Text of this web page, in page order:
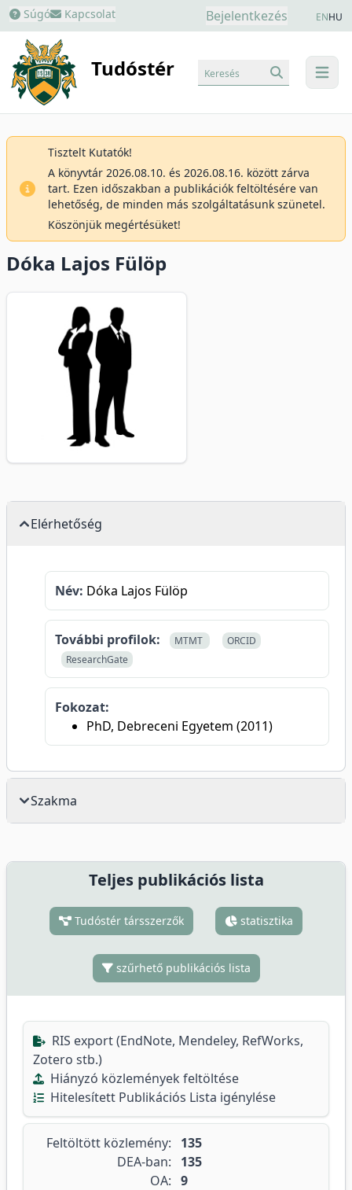
Súgó Kapcsolat Bejelentkezés ENHU
Tudóstér menu
Keresés
Tisztelt Kutatók!
A könyvtár 2026.08.10. és 2026.08.16. között zárva
tart. Ezen időszakban a publikációk feltöltésére van
lehetőség, de minden más szolgáltatásunk szünetel.
Köszönjük megértésüket!
Dóka Lajos Fülöp
Elérhetőség
Név: Dóka Lajos Fülöp
További profilok: MTMT
ORCID
ResearchGate
Fokozat:
PhD, Debreceni Egyetem (2011)
Szakma
Teljes publikációs lista
Tudóstér társszerzők statisztika
szűrhető publikációs lista
RIS export (EndNote, Mendeley, RefWorks,
Zotero stb.)
Hiányzó közlemények feltöltése
Hitelesített Publikációs Lista igénylése
Feltöltött közlemény:
135
DEA-ban:
135
OA: 9